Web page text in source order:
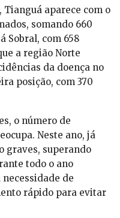
aparece com o
somando 660
Sobral, com 658
a região Norte
da doença no
posição, com 370
o número de
Neste ano, já
graves, superando
todo o ano
de
rápido para evitar